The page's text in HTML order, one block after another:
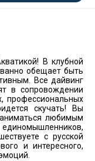
В клубной
обещает быть
Все дайвинг
в сопровождении
профессиональных
скучать! Вы
любимым
с русской
и интересного,